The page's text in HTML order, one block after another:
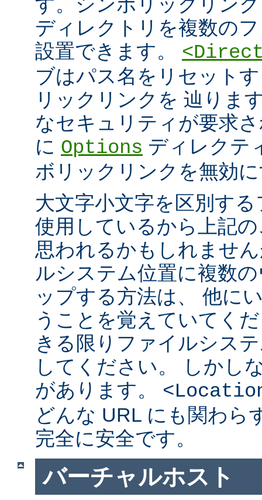
ディレクトリを複数の
設置できます。
ブはパス名をリセット
リックリンクを 辿りま
なセキュリティが要求
に Options ディレクテ
ボリックリンクを無効
大文字小文字を区別す
使用しているから上記
思われるかもしれませ
ルシステム位置に複数
ップする方法は、 他に
うことを覚えていてく
きる限りファイルシス
してください。 しかし
があります。
どんな URL にも関わら
完全に安全です。
バーチャルホスト